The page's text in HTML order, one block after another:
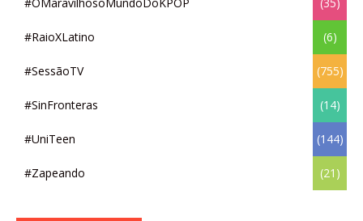
#OMaravilhosoMundoDoKPOP (35)
#RaioXLatino (6)
#SessãoTV (755)
#SinFronteras (14)
#UniTeen (144)
#Zapeando (21)